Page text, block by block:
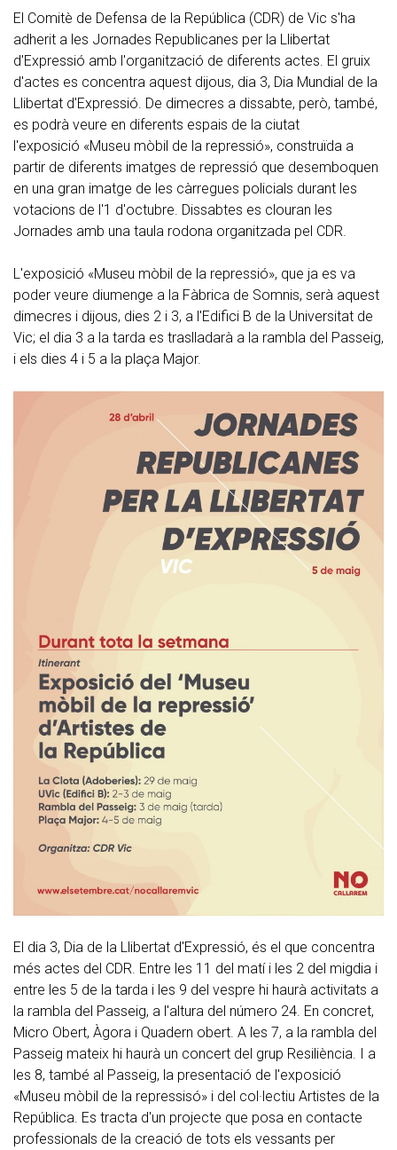
El Comitè de Defensa de la República (CDR) de Vic s'ha
adherit a les Jornades Republicanes per la Llibertat
d'Expressió amb l'organització de diferents actes. El gruix
d'actes es concentra aquest dijous, dia 3, Dia Mundial de la
Llibertat d'Expressió. De dimecres a dissabte, però, també,
es podrà veure en diferents espais de la ciutat
l'exposició «Museu mòbil de la repressió», construïda a
partir de diferents imatges de repressió que desemboquen
en una gran imatge de les càrregues policials durant les
votacions de l'1 d'octubre. Dissabtes es clouran les
Jornades amb una taula rodona organitzada pel CDR.
L'exposició «Museu mòbil de la repressió», que ja es va
poder veure diumenge a la Fàbrica de Somnis, serà aquest
dimecres i dijous, dies 2 i 3, a l'Edifici B de la Universitat de
Vic; el dia 3 a la tarda es traslladarà a la rambla del Passeig,
i els dies 4 i 5 a la plaça Major.
El dia 3, Dia de la Llibertat d'Expressió, és el que concentra
més actes del CDR. Entre les 11 del matí i les 2 del migdia i
entre les 5 de la tarda i les 9 del vespre hi haurà activitats a
la rambla del Passeig, a l'altura del número 24. En concret,
Micro Obert, Àgora i Quadern obert. A les 7, a la rambla del
Passeig mateix hi haurà un concert del grup Resiliència. I a
les 8, també al Passeig, la presentació de l'exposició
«Museu mòbil de la repressisó» i del col·lectiu Artistes de la
República. Es tracta d'un projecte que posa en contacte
professionals de la creació de tots els vessants per